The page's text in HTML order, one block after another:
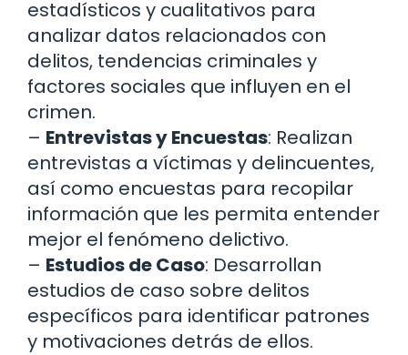
estadísticos y cualitativos para
analizar datos relacionados con
delitos, tendencias criminales y
factores sociales que influyen en el
crimen.
– Entrevistas y Encuestas: Realizan
entrevistas a víctimas y delincuentes,
así como encuestas para recopilar
información que les permita entender
mejor el fenómeno delictivo.
– Estudios de Caso: Desarrollan
estudios de caso sobre delitos
específicos para identificar patrones
y motivaciones detrás de ellos.